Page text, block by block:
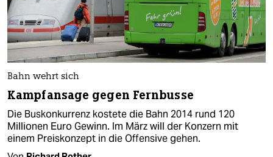
Bahn wehrt sich
Kampfansage gegen Fernbusse
Die Buskonkurrenz kostete die Bahn 2014 rund 120
Millionen Euro Gewinn. Im März will der Konzern mit
einem Preiskonzept in die Offensive gehen.